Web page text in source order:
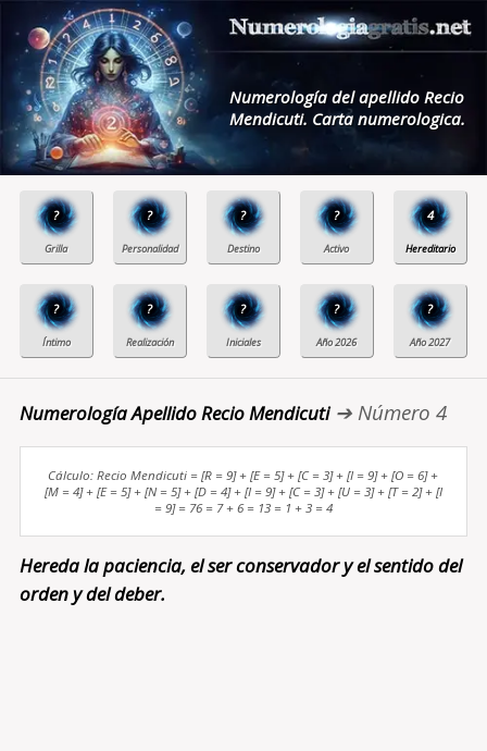
Numerología del apellido Recio
Mendicuti. Carta numerologica.
? ? ? ? 4
? ? ? ? ?
Numerología Apellido Recio Mendicuti➔ Número 4
Cálculo: Recio Mendicuti = [R = 9] + [E = 5] + [C = 3] + [I = 9] + [O = 6] +
[M = 4] + [E = 5] + [N = 5] + [D = 4] + [I = 9] + [C = 3] + [U = 3] + [T = 2] + [I
= 9] = 76 = 7 + 6 = 13 = 1 + 3 = 4
Hereda la paciencia, el ser conservador y el sentido del
orden y del deber.